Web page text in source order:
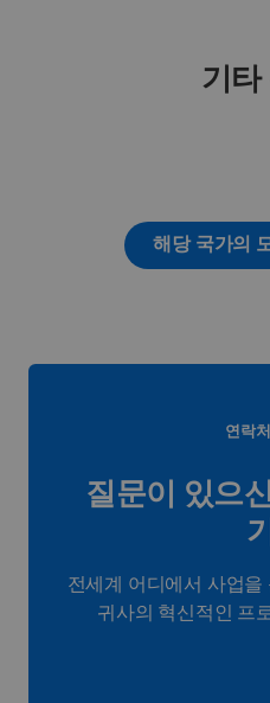
기타
해당 국가의
연락
질문이 있으
전세계 어디에서 사업
귀사의 혁신적인 프